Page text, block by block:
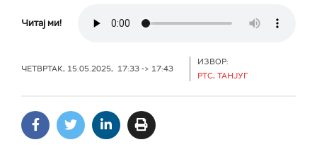
Читај ми!
ЧЕТВРТАК, 15.05.2025, 17:33 -> 17:43
ИЗВОР:
РТС, ТАНЈУГ